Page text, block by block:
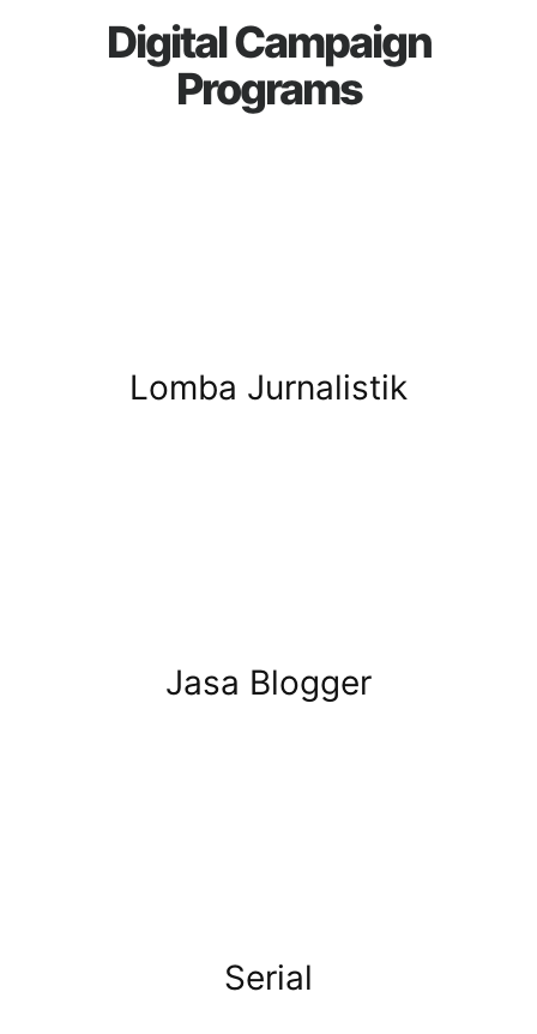
Digital Campaign
Programs
Lomba Jurnalistik
Jasa Blogger
Serial